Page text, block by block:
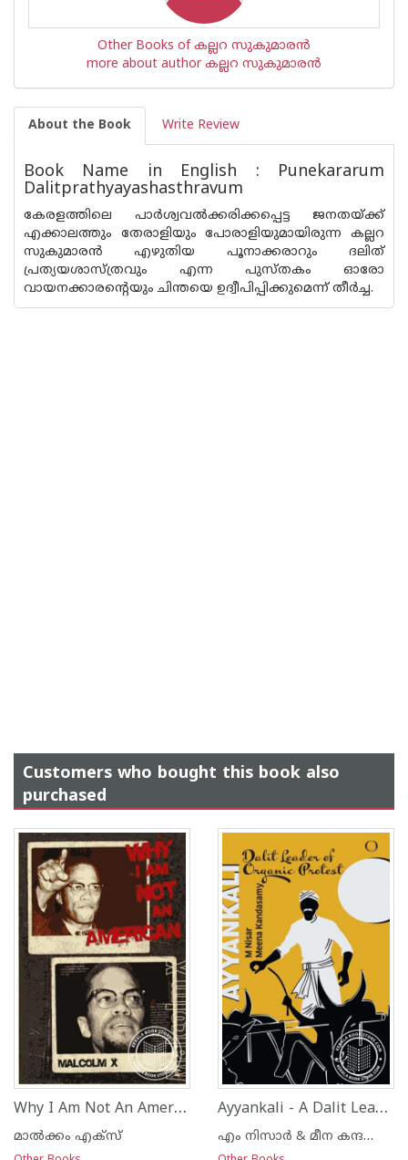
Other Books of കല്ലറ സുകുമാരന്‍
more about author കല്ലറ സുകുമാരന്‍
About the Book Write Review
Book Name in English : Punekararum
Dalitprathyayashasthravum
കേരളത്തിലെ പാര്‍ശ്വവല്‍ക്കരിക്കപ്പെട്ട ജനതയ്ക്ക്
എക്കാലത്തും തേരാളിയും പോരാളിയുമായിരുന്ന കല്ലറ
സുകുമാരന്‍ എഴുതിയ പൂനാക്കരാറും ദലിത്
പ്രത്യയശാസ്ത്രവും എന്ന പുസ്തകം ഓരോ
വായനക്കാരന്റെയും ചിന്തയെ ഉദ്വീപിപ്പിക്കുമെന്ന് തീര്‍ച്ച.
Customers who bought this book also
purchased
Why I Am Not An American
മാല്‍ക്കം എക്സ്
Ayyankali - A Dalit Leader of Organic Protest
എം നിസാര്‍ & മീന കന്ദസ്വാമി